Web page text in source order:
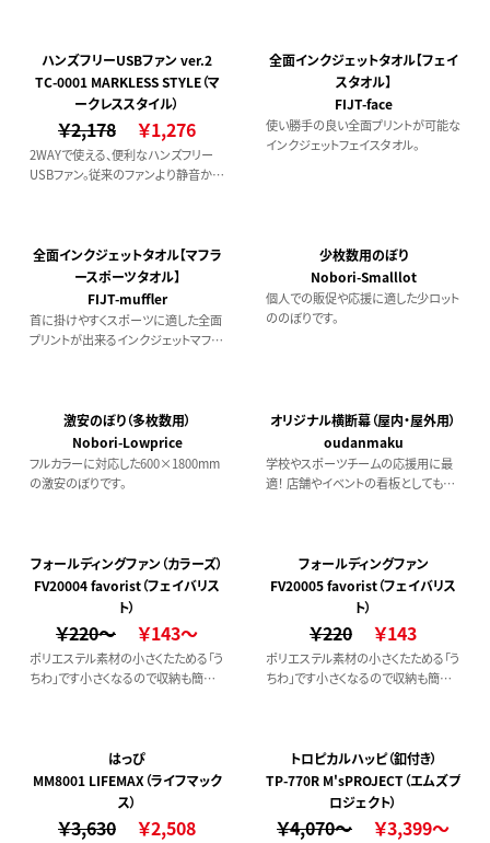
ハンズフリーUSBファン ver.2
TC-0001 MARKLESS STYLE（マ
ークレススタイル）
￥2,178 ￥1,276
2WAYで使える、便利なハンズフリー
USBファン。従来のファンより静音かつ
て使い分けができます。使用しないと
きには、折り畳むだけで自動で電源が
切れるのも便利なポイントです。
全面インクジェットタオル【フェイ
スタオル】
FIJT-face
使い勝手の良い全面プリントが可能な
インクジェットフェイスタオル。
全面インクジェットタオル【マフラ
ースポーツタオル】
FIJT-muffler
首に掛けやすくスポーツに適した全面
プリントが出来るインクジェットマフラ
少枚数用のぼり
Nobori-Smalllot
個人での販促や応援に適した少ロット
ののぼりです。
激安のぼり（多枚数用）
Nobori-Lowprice
フルカラーに対応した600×1800mm
の激安のぼりです。
オリジナル横断幕（屋内・屋外用）
oudanmaku
学校やスポーツチームの応援用に最
適！ 店舗やイベントの看板としても使
フォールディングファン（カラーズ）
FV20004 favorist（フェイバリス
ト）
￥220～ ￥143～
ポリエステル素材の小さくたためる「う
ちわ」です小さくなるので収納も簡単！
好みの色を選べるのもいいところ◎
フォールディングファン
FV20005 favorist（フェイバリス
ト）
￥220 ￥143
ポリエステル素材の小さくたためる「う
ちわ」です小さくなるので収納も簡単！
好みの色を選べるのもいいところ◎
はっぴ
MM8001 LIFEMAX（ライフマック
ス）
￥3,630 ￥2,508
トロピカルハッピ（釦付き）
TP-770R M'sPROJECT（エムズプ
ロジェクト）
￥4,070～ ￥3,399～